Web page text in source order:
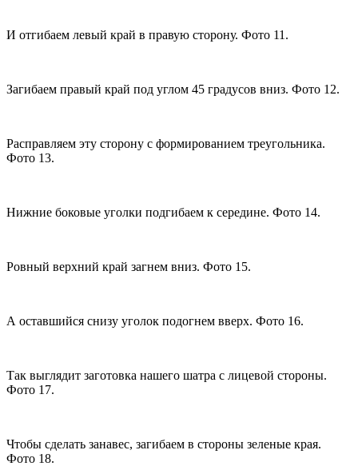
И отгибаем левый край в правую сторону. Фото 11.
Загибаем правый край под углом 45 градусов вниз. Фото 12.
Расправляем эту сторону с формированием треугольника.
Фото 13.
Нижние боковые уголки подгибаем к середине. Фото 14.
Ровный верхний край загнем вниз. Фото 15.
А оставшийся снизу уголок подогнем вверх. Фото 16.
Так выглядит заготовка нашего шатра с лицевой стороны.
Фото 17.
Чтобы сделать занавес, загибаем в стороны зеленые края.
Фото 18.